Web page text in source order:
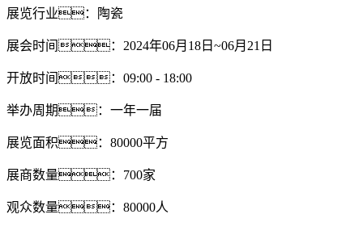
展览行业：陶瓷
展会时间：2024年06月18日~06月21日
开放时间：09:00 - 18:00
举办周期：一年一届
展览面积：80000平方
展商数量：700家
观众数量：80000人